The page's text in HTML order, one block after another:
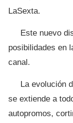
LaSexta.
Este nuevo
posibilidades en
canal.
La evolución
se extiende a
autopromos,